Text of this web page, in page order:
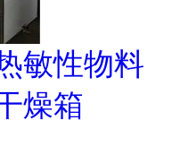
敏性物料
燥箱